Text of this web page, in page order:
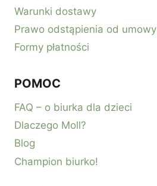
Warunki dostawy
Prawo odstąpienia od umowy
Formy płatności
POMOC
FAQ – o biurka dla dzieci
Dlaczego Moll?
Blog
Champion biurko!